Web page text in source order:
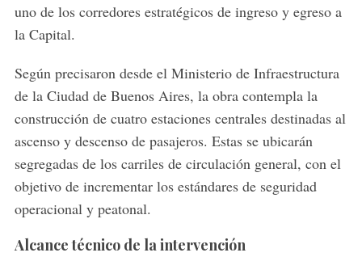
uno de los corredores estratégicos de ingreso y egreso a
la Capital.
Según precisaron desde el Ministerio de Infraestructura
de la Ciudad de Buenos Aires, la obra contempla la
construcción de cuatro estaciones centrales destinadas al
ascenso y descenso de pasajeros. Estas se ubicarán
segregadas de los carriles de circulación general, con el
objetivo de incrementar los estándares de seguridad
operacional y peatonal.
Alcance técnico de la intervención